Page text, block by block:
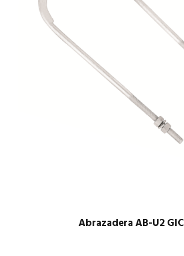
Abrazadera AB-U2 GIC